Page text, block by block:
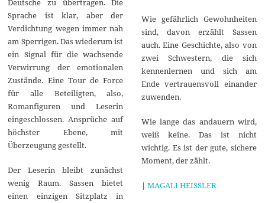
Deutsche zu übertragen. Die
Sprache ist klar, aber der
Verdichtung wegen immer nah
am Sperrigen. Das wiederum ist
ein Signal für die wachsende
Verwirrung der emotionalen
Zustände. Eine Tour de Force
für alle Beteiligten, also,
Romanfiguren und Leserin
eingeschlossen. Ansprüche auf
höchster Ebene, mit
Überzeugung gestellt.
Der Leserin bleibt zunächst
wenig Raum. Sassen bietet
einen einzigen Sitzplatz in
Wie gefährlich Gewohnheiten
sind, davon erzählt Sassen
auch. Eine Geschichte, also von
zwei Schwestern, die sich
kennenlernen und sich am
Ende vertrauensvoll einander
zuwenden.
Wie lange das andauern wird,
weiß keine. Das ist nicht
wichtig. Es ist der gute, sichere
Moment, der zählt.
| MAGALI HEISSLER